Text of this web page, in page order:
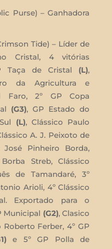
Purse) – Ganhadora
Tide) – Líder de
Cristal, 4 vitórias
Taça de Cristal (L),
da Agricultura e
Faro, 2º GP Copa
(G3), GP Estado do
(L), Clássico Paulo
A. J. Peixoto de
José Pinheiro Borda,
Streb, Clássico
de Tamandaré, 3º
Arioli, 4º Clássico
Exportado para o
Municipal (G2), Clasico
Roberto Ferber, 4º GP
e 5º GP Polla de